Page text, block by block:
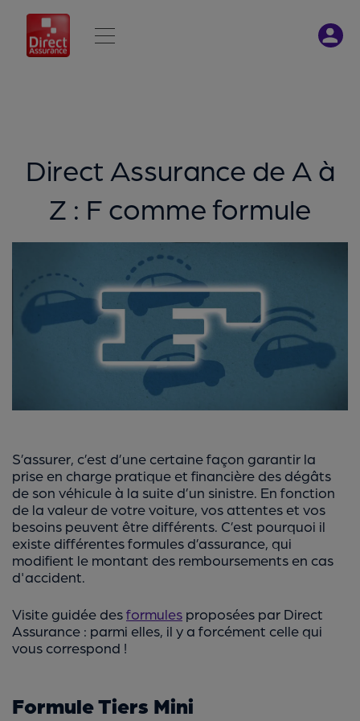
Direct Assurance de A à
Z : F comme formule
S’assurer, c’est d’une certaine façon garantir la
prise en charge pratique et financière des dégâts
de son véhicule à la suite d’un sinistre. En fonction
de la valeur de votre voiture, vos attentes et vos
besoins peuvent être différents. C’est pourquoi il
existe différentes formules d’assurance, qui
modifient le montant des remboursements en cas
d'accident.
Visite guidée desformules proposées par Direct
Assurance : parmi elles, il y a forcément celle qui
vous correspond !
Formule Tiers Mini